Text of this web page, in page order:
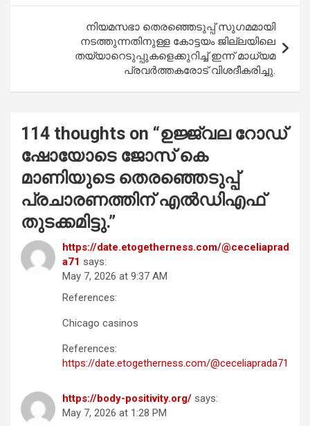
k
p
നിയമസഭാ തെരഞ്ഞെടുപ്പ് സുഗമമായി
നടത്തുന്നതിനുള്ള കോട്ടയം ജില്ലയിലെ
തയ്യാറെടുപ്പുകളെക്കുറിച്ച് ഇന്ന് മാധ്യമ
പ്രവര്‍ത്തകരോട് വിശദീകരിച്ചു.
114 thoughts on “ഉജ്ജ്വല റോഡ്
ഷോയോടെ ജോസ് കെ
മാണിയുടെ തെരഞ്ഞെടുപ്പ്
പ്രചാരണത്തിന് എൽഡിഎഫ്
തുടക്കമിട്ടു.”
https://date.etogetherness.com/@ceceliaprad
a71 says:
May 7, 2026 at 9:37 AM
References:
Chicago casinos
References:
https://date.etogetherness.com/@ceceliaprada71
https://body-positivity.org/ says:
May 7, 2026 at 1:28 PM